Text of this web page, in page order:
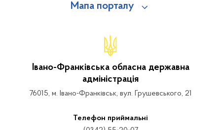
Мапа порталу
Івано-Франківська обласна державна
адміністрація
76015, м. Івано-Франківськ, вул. Грушевського, 21
Телефон приймальні